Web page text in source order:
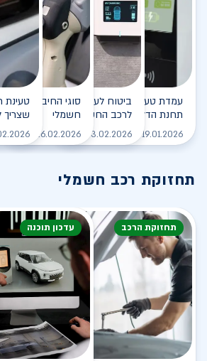
עמדת טעינה - הסוף של
תחנת הדלק?
19.01.2026 לקריאה
ביטוח לעמדת טעינה ביתית
לרכב החשמלי
03.02.2026 לקריאה
סוגי החיבורים
חשמלי
26.02.2026
שצריך
תחזוקת רכב חשמלי
תחזוקת הרכב עדכון תוכנה